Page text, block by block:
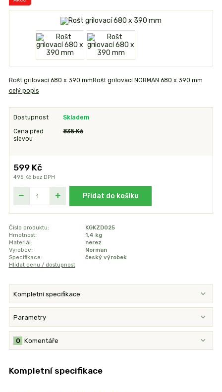
Rošt grilovací 680 x 390 mmRošt grilovací NORMAN 680 x 390 mm
celý popis
Dostupnost Skladem
Cena před
slevou
835 Kč
599 Kč
495 Kč bez DPH
Přidat do košíku
Číslo produktu:
KGKZD025
Hmotnost:
1,4 kg
Materiál:
nerez
Výrobce:
Norman
Specifikace:
český výrobek
Hlídat cenu / dostupnost
Kompletní specifikace
Parametry
Komentáře
0
Kompletní specifikace